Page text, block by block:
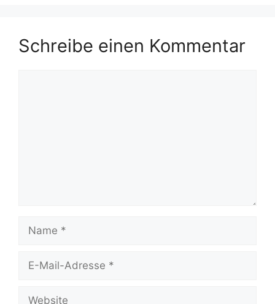
Schreibe einen Kommentar
Name
Website